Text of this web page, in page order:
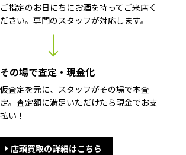
ご指定のお日にちにお酒を持ってご来店く
ださい。専門のスタッフが対応します。
その場で査定・現金化
仮査定を元に、スタッフがその場で本査
定。査定額に満足いただけたら現金でお支
払い！
店頭買取の詳細はこちら